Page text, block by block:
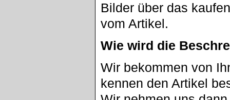
Bilder über das
vom Artikel.
Wie wird die
Wir bekommen von
kennen den Artikel